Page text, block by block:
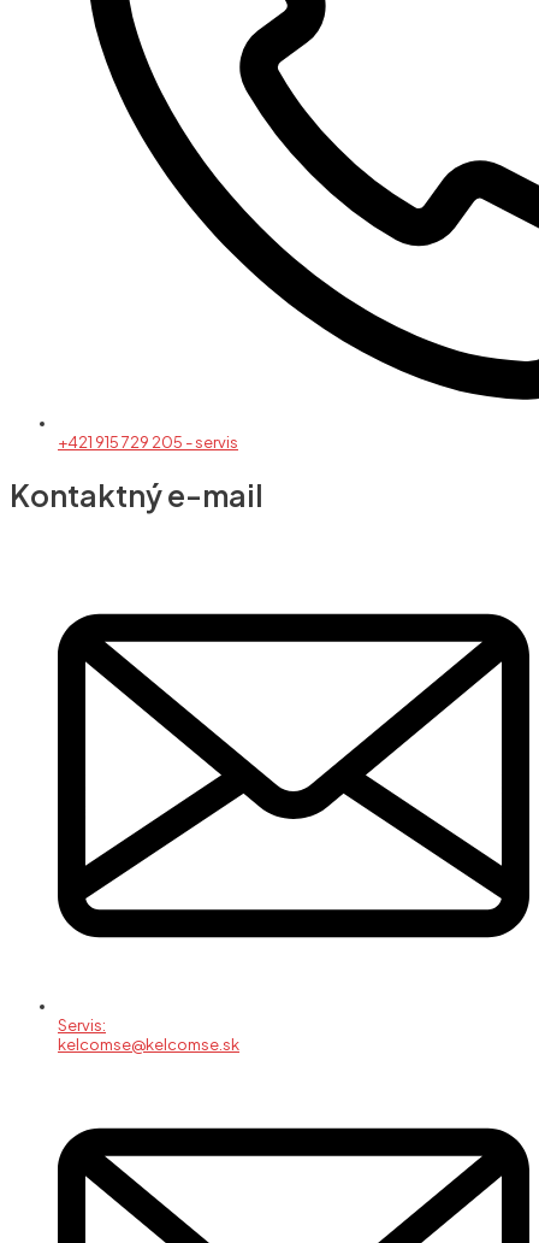
+421 915 729 205 - servis
Kontaktný e-mail
Servis:
kelcomse@kelcomse.sk